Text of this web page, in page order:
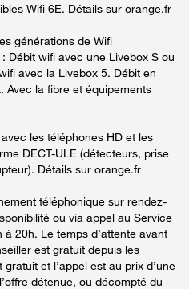
Wifi 6E. Détails sur orange.fr
générations de Wifi
Débit wifi avec une Livebox S ou
avec la Livebox 5. Débit en
Avec la fibre et équipements
les téléphones HD et les
DECT-ULE (détecteurs, prise
Détails sur orange.fr
téléphonique sur rendez-
ou via appel au Service
20h. Le temps d’attente avant
est gratuit depuis les
et l’appel est au prix d’une
détenue, ou décompté du